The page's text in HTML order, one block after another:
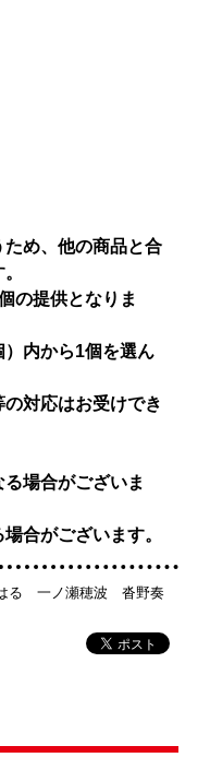
め、他の商品と合
の提供となりま
内から1個を選ん
対応はお受けでき
場合がございま
合がございます。
る 一ノ瀬穂波 沓野奏